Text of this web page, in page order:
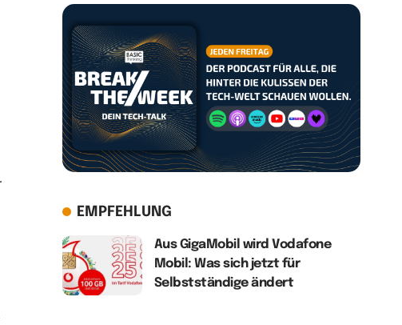
EMPFEHLUNG
Aus GigaMobil wird Vodafone
Mobil: Was sich jetzt für
Selbstständige ändert